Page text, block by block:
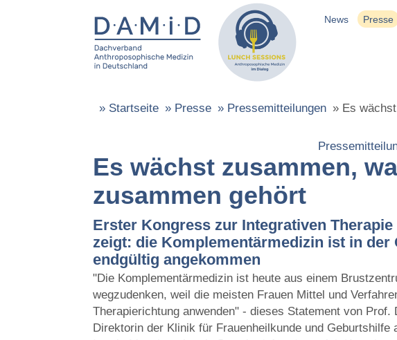
News Presse
» Startseite » Presse » Pressemitteilungen » Es
Es wächst zusammen,
zusammen gehört
Erster Kongress zur Integrativen
zeigt: die Komplementärmedizin ist in der
endgültig angekommen
"Die Komplementärmedizin ist heute aus einem
wegzudenken, weil die meisten Frauen Mittel und
Therapierichtung anwenden" - dieses Statement von Prof.
Direktorin der Klinik für Frauenheilkunde und Geburtshilfe